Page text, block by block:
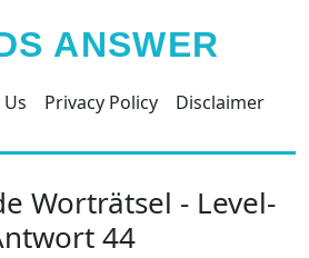
ANSWER
Privacy Policy Disclaimer
Worträtsel - Level-
44